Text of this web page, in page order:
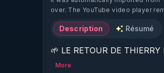
over. The YouTube video player
Description Résumé
🌱 LE RETOUR DE
More